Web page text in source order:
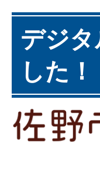
デジ
した！